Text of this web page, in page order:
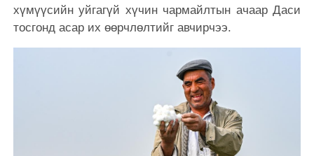
хүмүүсийн уйгагүй хүчин чармайлтын ачаар Даси
тосгонд асар их өөрчлөлтийг авчирчээ.